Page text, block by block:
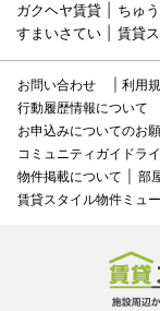
ガクヘヤ賃貸
ちゅ
すまいさてい
賃貸
お問い合わせ 利用
行動履歴情報について
お申込みについてのお
コミュニティガイドラ
物件掲載について
部
賃貸スタイル物件ミュ